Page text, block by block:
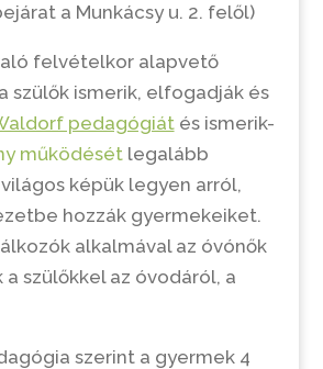
a Munkácsy u. 2. felől)
felvételkor alapvető
szülők ismerik, elfogadják és
pedagógiátés ismerik-
működésétlegalább
képük legyen arról,
hozzák gyermekeiket.
alkalmával az óvónők
szülőkkel az óvodáról, a
szerint a gyermek 4